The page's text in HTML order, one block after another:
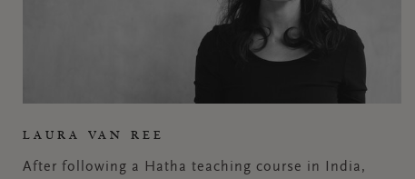
LAURA VAN REE
After following a Hatha teaching course in India,